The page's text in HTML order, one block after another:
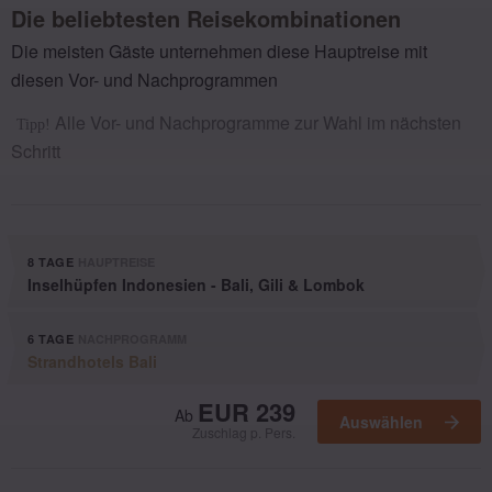
Die beliebtesten Reisekombinationen
Die meisten Gäste unternehmen diese Hauptreise mit
diesen Vor- und Nachprogrammen
Tipp! Alle Vor- und Nachprogramme zur Wahl im nächsten
Schritt
8 TAGE
Inselhüpfen Indonesien - Bali, Gili & Lombok
6 TAGE
Strandhotels Bali
Ab EUR 239
Zuschlag p. Pers. Auswählen